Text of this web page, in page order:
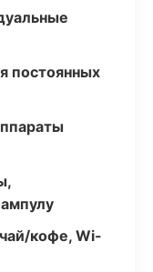
постоянных
кофе, Wi-